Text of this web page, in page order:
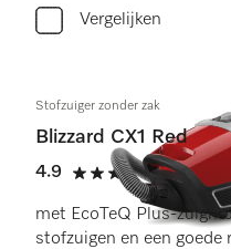
Vergelijken
Stofzuiger zonder zak
Blizzard CX1 Red
4.9
4.9 sterren op 5
(11
met EcoTeQ Plus-
stofzuigen en een goede